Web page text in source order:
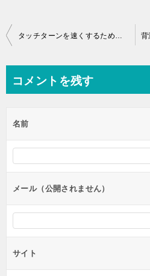
投
ビ
ー
シ
ン
コメントを残す
名前
メール（公開されません）
サイト